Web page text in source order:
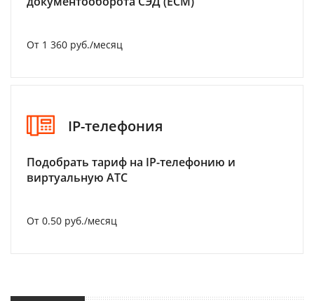
От 1 360 руб./месяц
IP-телефония
Подобрать тариф на IP-телефонию и
виртуальную АТС
От 0.50 руб./месяц